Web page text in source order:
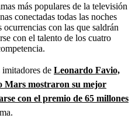
más populares de la televisión
conectadas todas las noches
con las que saldrán
con el talento de los cuatro
de Leonardo Favio,
Mars mostraron su mejor
con el premio de 65 millones